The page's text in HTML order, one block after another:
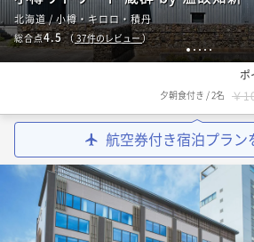
1 2345
北海道 / 小樽・キロロ・積丹
総合点4.5（37件のレビュー）
ポ
夕朝食付き /2名 ￥
航空券付き宿泊プラン